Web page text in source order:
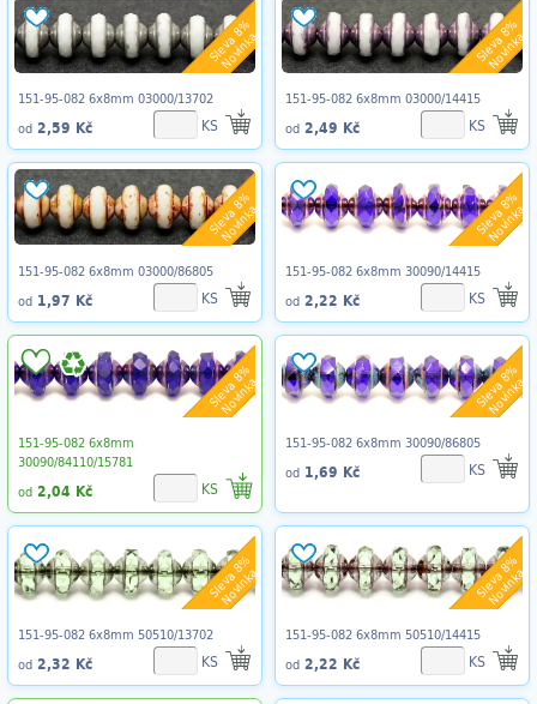
Sleva 8%
Novinka
151-95-082 6x8mm 03000/13702
od 2,59 Kč KS
Sleva 8%
Novinka
151-95-082 6x8mm 03000/14415
od 2,49 Kč KS
Sleva 8%
Novinka
151-95-082 6x8mm 03000/86805
od 1,97 Kč KS
Sleva 8%
Novinka
151-95-082 6x8mm 30090/14415
od 2,22 Kč KS
Sleva 8%
Novinka
151-95-082 6x8mm
30090/84110/15781
od 2,04 Kč KS
Sleva 8%
Novinka
151-95-082 6x8mm 30090/86805
od 1,69 Kč KS
Sleva 8%
Novinka
151-95-082 6x8mm 50510/13702
od 2,32 Kč KS
Sleva 8%
Novinka
151-95-082 6x8mm 50510/14415
od 2,22 Kč KS